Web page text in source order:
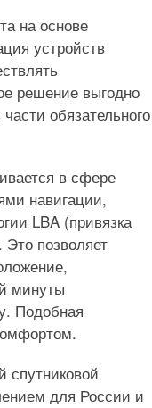
на основе
устройств
решение выгодно
обязательного
в сфере
навигации,
LBA (привязка
позволяет
минуты
Подобная
спутниковой
для России и